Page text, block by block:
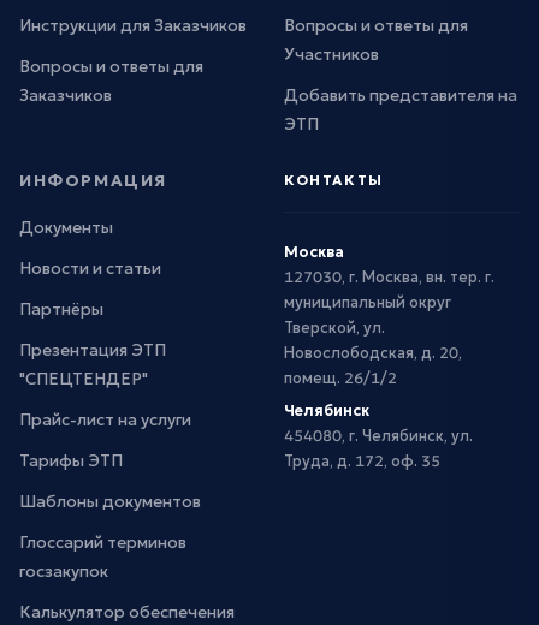
Инструкции для Заказчиков
Вопросы и ответы для
Заказчиков
Вопросы и ответы для
Участников
Добавить представителя на
ЭТП
ИНФОРМАЦИЯ
Документы
Новости и статьи
Партнёры
Презентация ЭТП
"СПЕЦТЕНДЕР"
Прайс-лист на услуги
Тарифы ЭТП
Шаблоны документов
Глоссарий терминов
госзакупок
Калькулятор обеспечения
КОНТАКТЫ
Москва
127030, г. Москва, вн. тер. г.
муниципальный округ
Тверской, ул.
Новослободская, д. 20,
помещ. 26/1/2
Челябинск
454080, г. Челябинск, ул.
Труда, д. 172, оф. 35